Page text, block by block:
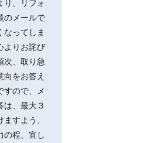
り、リフォ
のメールで
なってしま
よりお詫び
次、取り急
向をお答え
すので、メ
は、最大３
ますよう、
の程、宜し